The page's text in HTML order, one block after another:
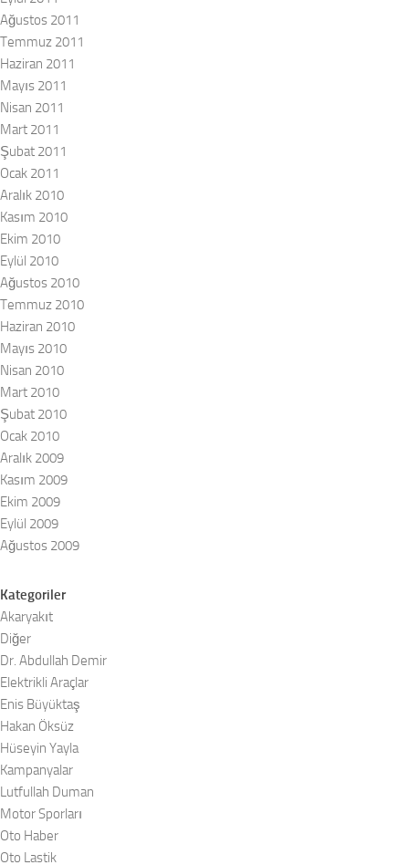
Ağustos 2011
Temmuz 2011
Haziran 2011
Mayıs 2011
Nisan 2011
Mart 2011
Şubat 2011
Ocak 2011
Aralık 2010
Kasım 2010
Ekim 2010
Eylül 2010
Ağustos 2010
Temmuz 2010
Haziran 2010
Mayıs 2010
Nisan 2010
Mart 2010
Şubat 2010
Ocak 2010
Aralık 2009
Kasım 2009
Ekim 2009
Eylül 2009
Ağustos 2009
Kategoriler
Akaryakıt
Diğer
Dr. Abdullah Demir
Elektrikli Araçlar
Enis Büyüktaş
Hakan Öksüz
Hüseyin Yayla
Kampanyalar
Lutfullah Duman
Motor Sporları
Oto Haber
Oto Lastik